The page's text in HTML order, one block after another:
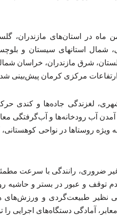
نوشت: این وضعیت برای روز یک‌شنبه ۲۶ بهمن ماه در
شمال استانهای سیستان و
برای استان‌های گلستان، شرق مازندران،
مرکزی کرمان پیش‌بینی
لغزندگی جاده‌ها و کندی
آب رودخانه‌ها و آب‌گرفتگی
روستاها در نواحی
ضروری، رانندگی با سرعت
و عبور در بستر و حاشیه
نظیر طبیعت‌گردی و ورزش‌های
آمادگی دستگاه‌های اجرایی را